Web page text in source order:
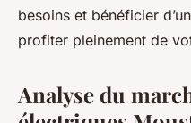
besoins et bénéficier
profiter pleinement de
Analyse du